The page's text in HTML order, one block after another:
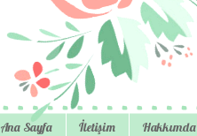
Ana Sayfa İletişim Hakkımda